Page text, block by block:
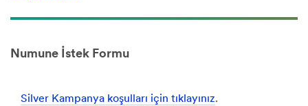
Numune İstek Formu
Silver Kampanya koşulları için tıklayınız.